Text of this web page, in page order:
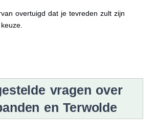
overtuigd dat je tevreden zult zijn
vragen over
en Terwolde